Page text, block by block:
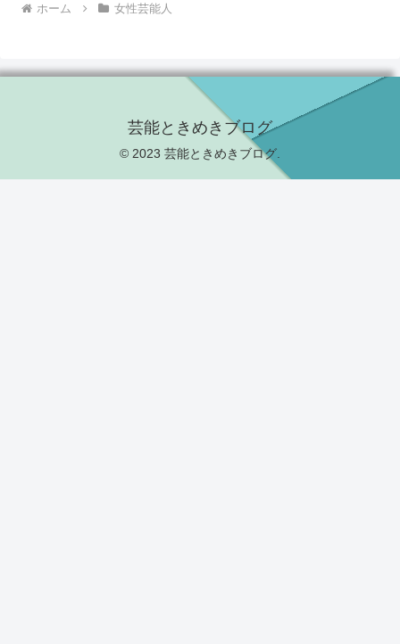
ホーム 女性芸能人
芸能ときめきブログ
© 2023 芸能ときめきブログ.